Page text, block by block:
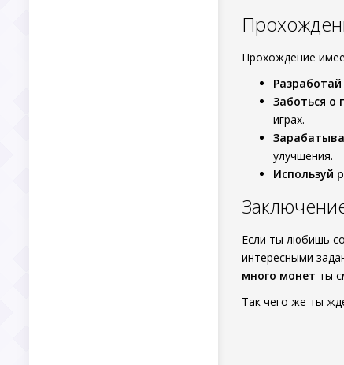
Прохождение
Заботься о
играх.
улучшения.
Используй
Если ты любишь
интересными
много монет ты
Так чего же ты